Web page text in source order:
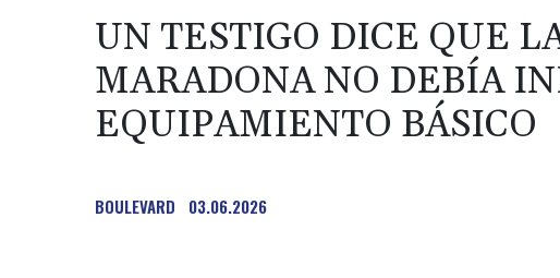
UN TESTIGO DICE QUE
MARADONA NO DEBÍA
EQUIPAMIENTO BÁSICO
BOULEVARD 03.06.2026